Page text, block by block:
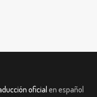
oficial en español